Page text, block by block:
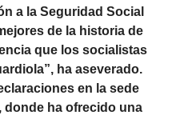
a la Seguridad Social
de la historia de
que los socialistas
ha aseverado.
en la sede
donde ha ofrecido una